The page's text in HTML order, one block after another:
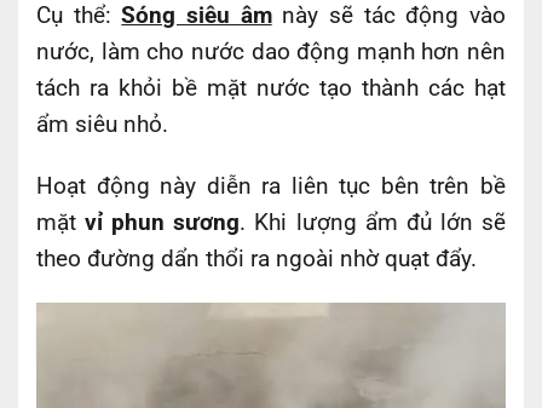
Cụ thể:Sóng siêu âmnày sẽ tác động vào
nước, làm cho nước dao động mạnh hơn nên
tách ra khỏi bề mặt nước tạo thành các hạt
ẩm siêu nhỏ.
Hoạt động này diễn ra liên tục bên trên bề
mặtvỉ phun sương. Khi lượng ẩm đủ lớn sẽ
theo đường dẩn thổi ra ngoài nhờ quạt đẩy.